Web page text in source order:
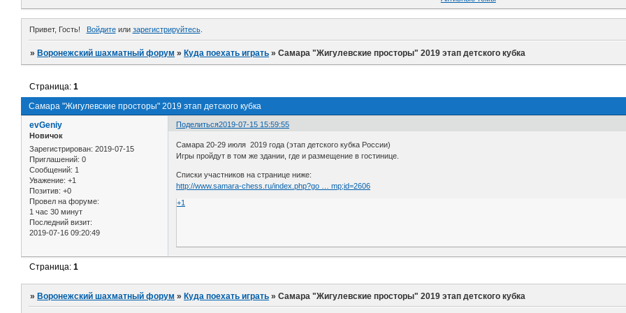
Привет, Гость! Войдитеили зарегистрируйтесь.
»Воронежский шахматный форум »Куда поехать играть »Самара "Жигулевские просторы" 2019 этап детского кубка
Самара "Жигулевские просторы" 2019 этап детского кубка
Страница:1
Поделиться2019-07-15 15:59:55
evGeniy
Новичок
Зарегистрирован: 2019-07-15
Приглашений: 0
Сообщений: 1
Уважение: +1
Позитив: +0
Провел на форуме:
1 час 30 минут
Последний визит:
2019-07-16 09:20:49
Самара 20-29 июля 2019 года (этап детского кубка России)
Игры пройдут в том же здании, где и размещение в гостинице.
Списки участников на странице ниже:
http://www.samara-chess.ru/index.php?go … mp;id=2606
+1
Страница:1
»Воронежский шахматный форум »Куда поехать играть »Самара "Жигулевские просторы" 2019 этап детского кубка